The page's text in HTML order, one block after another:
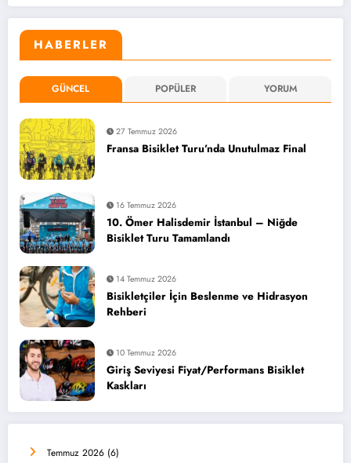
HABERLER
GÜNCEL POPÜLER YORUM
27 Temmuz 2026
Fransa Bisiklet Turu’nda Unutulmaz Final
16 Temmuz 2026
10. Ömer Halisdemir İstanbul – Niğde
Bisiklet Turu Tamamlandı
14 Temmuz 2026
Bisikletçiler İçin Beslenme ve Hidrasyon
Rehberi
10 Temmuz 2026
Giriş Seviyesi Fiyat/Performans Bisiklet
Kaskları
Temmuz 2026 (6)